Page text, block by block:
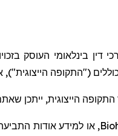
דין בינלאומי העוסק
("התקופה
הייצוגית, ייתכן
, או למידע אודות